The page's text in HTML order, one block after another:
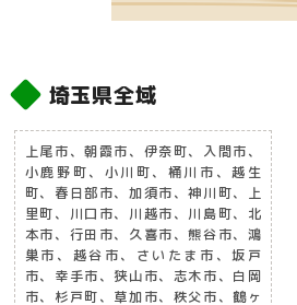
埼玉県全域
上尾市、朝霞市、伊奈町、入間市、
小鹿野町、小川町、桶川市、越生
町、春日部市、加須市、神川町、上
里町、川口市、川越市、川島町、北
本市、行田市、久喜市、熊谷市、鴻
巣市、越谷市、さいたま市、坂戸
市、幸手市、狭山市、志木市、白岡
市、杉戸町、草加市、秩父市、鶴ヶ